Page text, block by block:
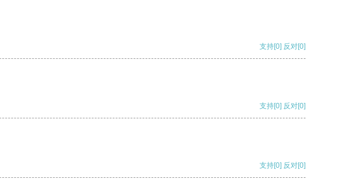
支持[0] 反对[0]
支持[0] 反对[0]
支持[0] 反对[0]